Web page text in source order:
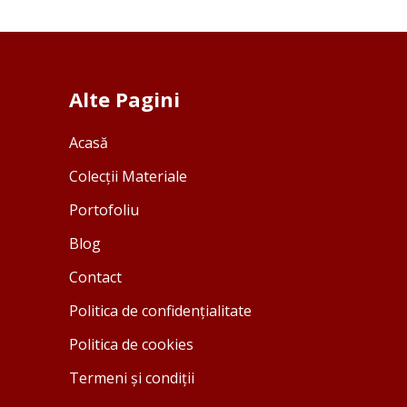
Alte Pagini
Acasă
Colecții Materiale
Portofoliu
Blog
Contact
Politica de confidențialitate
Politica de cookies
Termeni și condiții